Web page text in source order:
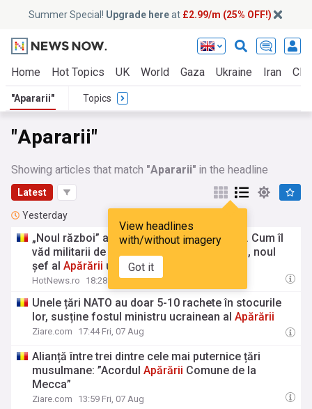
Summer Special! Upgrade hereat £2.99/m (25% OFF!)
Home Hot Topics UK World Gaza Ukraine Iran
"Apararii" Topics
"Apararii"
Showing articles that match "Apararii" in the headline
Latest
View headlines
with/without imagery
Got it
Yesterday
„Noul război” a început să-și creeze liderii. Cum îl
văd militarii de pe front pe Mihailo Drapatîi, noul
șef alApărării ucrainene
HotNews.ro 18:28 Fri, 07 Aug
Unele țări NATO au doar 5-10 rachete în stocurile
lor, susține fostul ministru ucrainean alApărării
Ziare.com 17:44 Fri, 07 Aug
Alianță între trei dintre cele mai puternice țări
musulmane: ”AcordulApărării Comune de la
Mecca”
Ziare.com 13:59 Fri, 07 Aug